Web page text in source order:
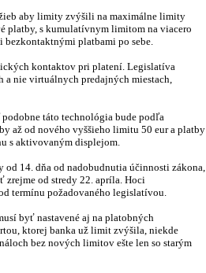
aby limity zvýšili na maximálne limity
platby, s kumulatívnym limitom na viacero
bezkontaktnými platbami po sebe.
kontaktov pri platení. Legislatíva
nie virtuálnych predajných miestach,
táto technológia bude podľa
až od nového vyššieho limitu 50 eur a platby
s aktivovaným displejom.
14. dňa od nadobudnutia účinnosti zákona,
od stredy 22. apríla. Hoci
termínu požadovaného legislatívou.
byť nastavené aj na platobných
ktorej banka už limit zvýšila, niekde
bez nových limitov ešte len so starým